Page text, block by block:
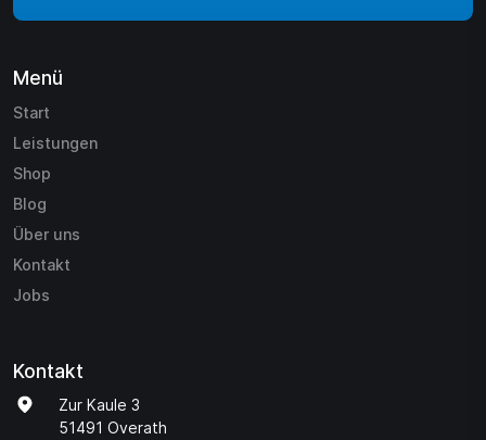
Menü
Start
Leistungen
Shop
Blog
Über uns
Kontakt
Jobs
Kontakt
Zur Kaule 3
51491 Overath